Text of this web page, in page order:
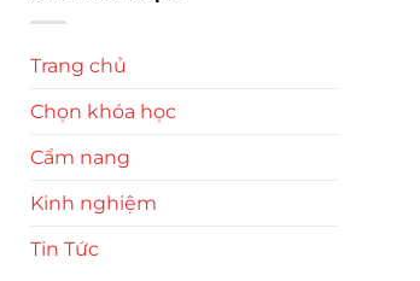
Trang chủ
Chọn khóa học
Cẩm nang
Kinh nghiệm
Tin Tức